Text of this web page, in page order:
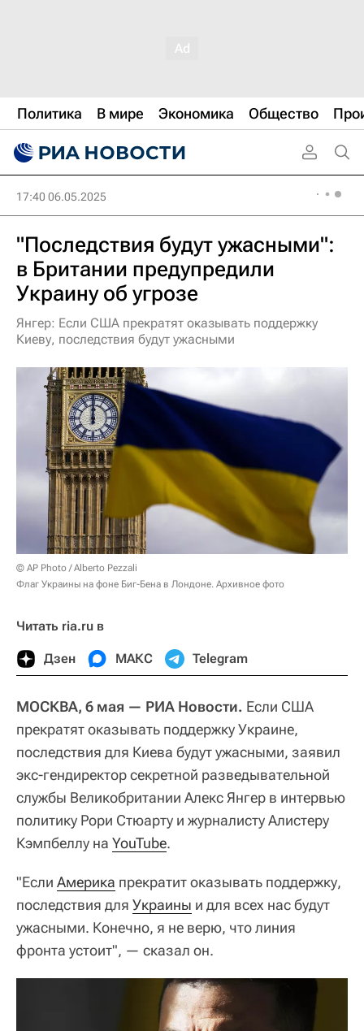
Политика В мире Экономика Общество
17:40 06.05.2025
"Последствия будут ужасными":
в Британии предупредили
Украину об угрозе
Янгер: Если США прекратят оказывать поддержку
Киеву, последствия будут ужасными
© AP Photo / Alberto Pezzali
Флаг Украины на фоне Биг-Бена в Лондоне. Архивное фото
Читать ria.ru в
Дзен МАКС Telegram
МОСКВА, 6 мая — РИА Новости. Если США
прекратят оказывать поддержку Украине,
последствия для Киева будут ужасными, заявил
экс-гендиректор секретной разведывательной
службы Великобритании Алекс Янгер в интервью
политику Рори Стюарту и журналисту Алистеру
Кэмпбеллу на YouTube.
"Если Америка прекратит оказывать поддержку,
последствия для Украины и для всех нас будут
ужасными. Конечно, я не верю, что линия
фронта устоит", — сказал он.